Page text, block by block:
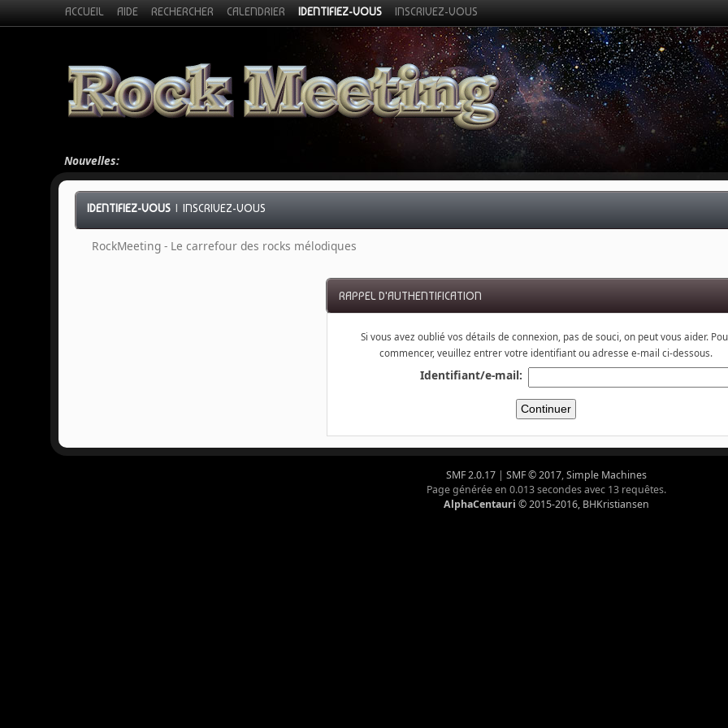
ACCUEIL AIDE RECHERCHER CALENDRIER IDENTIFIEZ-VOUS INSCRIVEZ-VOUS
Nouvelles:
IDENTIFIEZ-VOUS |INSCRIVEZ-VOUS
RockMeeting - Le carrefour des rocks mélodiques
RAPPEL D'AUTHENTIFICATION
Si vous avez oublié vos détails de connexion, pas de souci, on peut vous aider.
commencer, veuillez entrer votre identifiant ou adresse e-mail ci-dessous.
Identifiant/e-mail:
SMF 2.0.17| SMF © 2017,Simple Machines
Page générée en 0.013 secondes avec 13 requêtes.
AlphaCentauri © 2015-2016, BHKristiansen